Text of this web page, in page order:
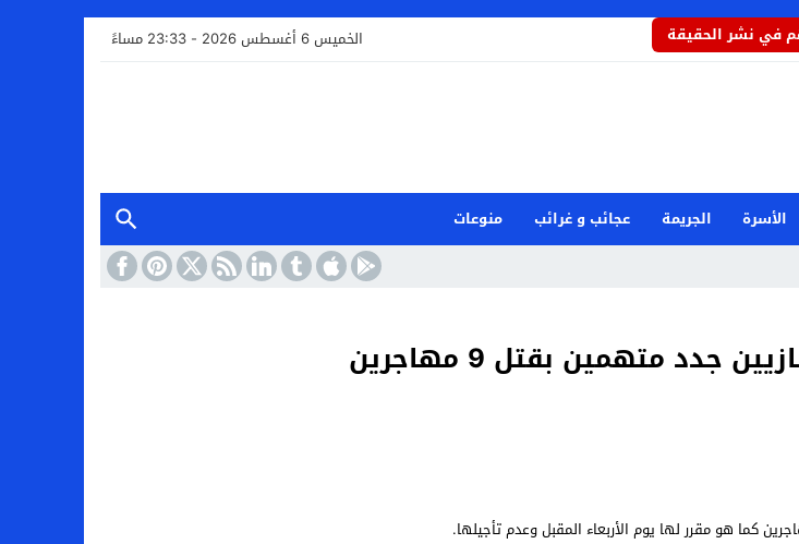
في نشر الحقيقة الخميس 6 أغسطس 2026 - 23:33 مساءً
الأسرة الجريمة عجائب و غرائب
منوعات
متهمين بقتل 9 مهاجرين
كما هو مقرر لها يوم الأربعاء المقبل وعدم تأجيلها.